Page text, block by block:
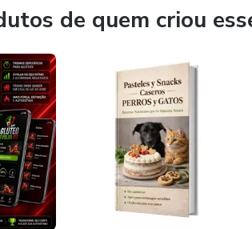
de quem criou